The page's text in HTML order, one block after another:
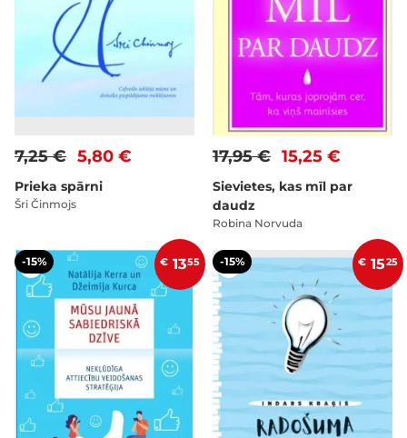
5,80 €
7,25 €
Prieka spārni
Šri Činmojs
15,25 €
17,95 €
Sievietes, kas mīl par
daudz
Robina Norvuda
-15% € 1355 -15% € 1525